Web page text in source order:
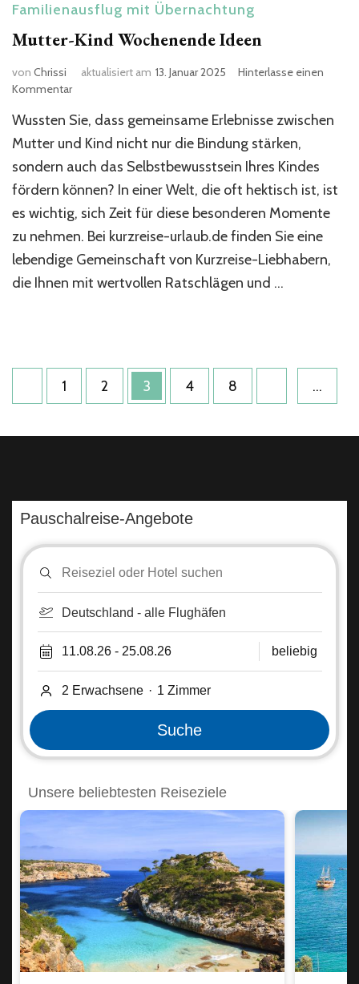
Familienausflug mit Übernachtung
Mutter-Kind Wochenende Ideen​
von Chrissi aktualisiert am 13. Januar 2025
Hinterlasse einen
Kommentarzu
Kind
Wochenende
Wussten Sie, dass gemeinsame Erlebnisse zwischen
Mutter und Kind nicht nur die Bindung stärken,
sondern auch das Selbstbewusstsein Ihres Kindes
fördern können? In einer Welt, die oft hektisch ist, ist
es wichtig, sich Zeit für diese besonderen Momente
zu nehmen. Bei kurzreise-urlaub.de finden Sie eine
lebendige Gemeinschaft von Kurzreise-Liebhabern,
die Ihnen mit wertvollen Ratschlägen und …
Seitennummerierung
der
Seite
1 Seite
2 Seite
3 Seite
4 …
Seite
8